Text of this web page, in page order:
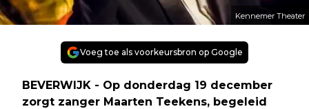
Kennemer Theater
Voeg toe als voorkeursbron op Google
BEVERWIJK - Op donderdag 19 december
zorgt zanger Maarten Teekens, begeleid